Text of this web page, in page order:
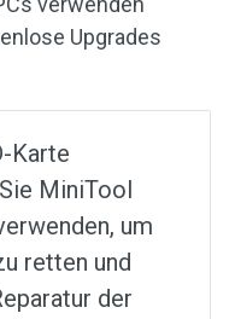
Upgrades
Karte
MiniTool
um
retten und
der